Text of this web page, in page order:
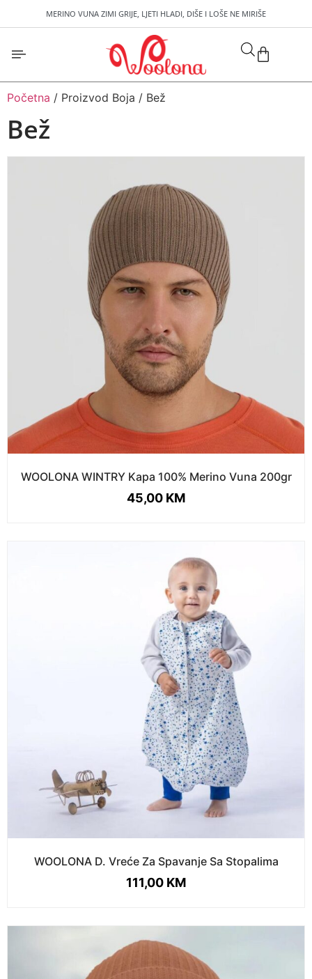
MERINO VUNA ZIMI GRIJE, LJETI HLADI, DIŠE I LOŠE NE MIRIŠE
Početna / Proizvod Boja / Bež
Bež
WOOLONA WINTRY Kapa 100% Merino Vuna 200gr
45,00 KM
WOOLONA D. Vreće Za Spavanje Sa Stopalima
111,00 KM